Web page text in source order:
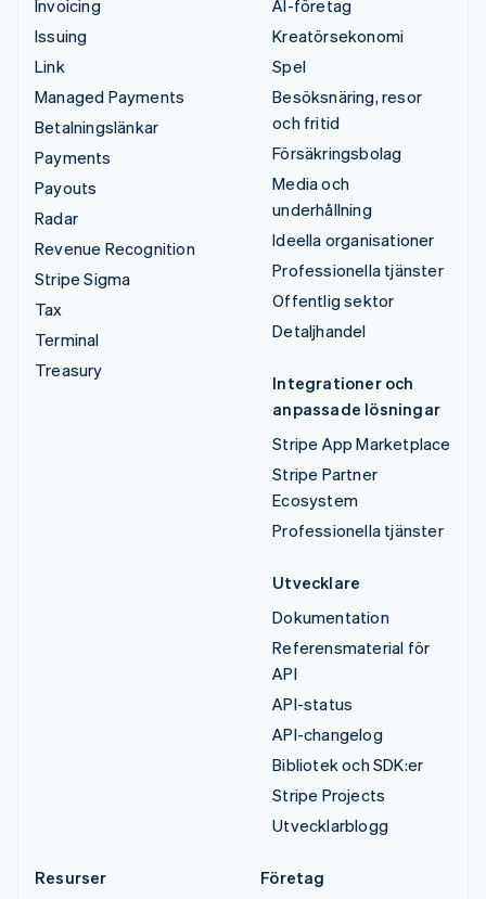
Invoicing
Issuing
Link
Managed Payments
Betalningslänkar
Payments
Payouts
Radar
Revenue Recognition
Stripe Sigma
Tax
Terminal
Treasury
AI-företag
Kreatörsekonomi
Spel
Besöksnäring, resor
och fritid
Försäkringsbolag
Media och
underhållning
Ideella organisationer
Professionella tjänster
Offentlig sektor
Detaljhandel
Integrationer och
anpassade lösningar
Stripe App Marketplace
Stripe Partner
Ecosystem
Professionella tjänster
Utvecklare
Dokumentation
Referensmaterial för
API
API-status
API-changelog
Bibliotek och SDK:er
Stripe Projects
Utvecklarblogg
Resurser
Företag